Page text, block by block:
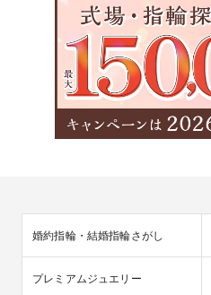
婚約指輪・結婚指輪さがし
プレミアムジュエリー